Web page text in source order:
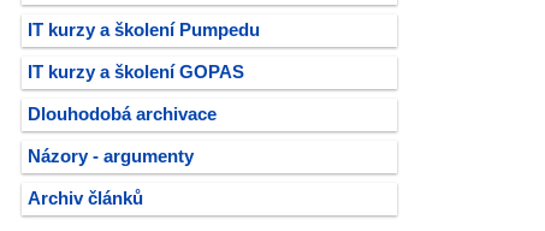
IT kurzy a školení Pumpedu
IT kurzy a školení GOPAS
Dlouhodobá archivace
Názory - argumenty
Archiv článků